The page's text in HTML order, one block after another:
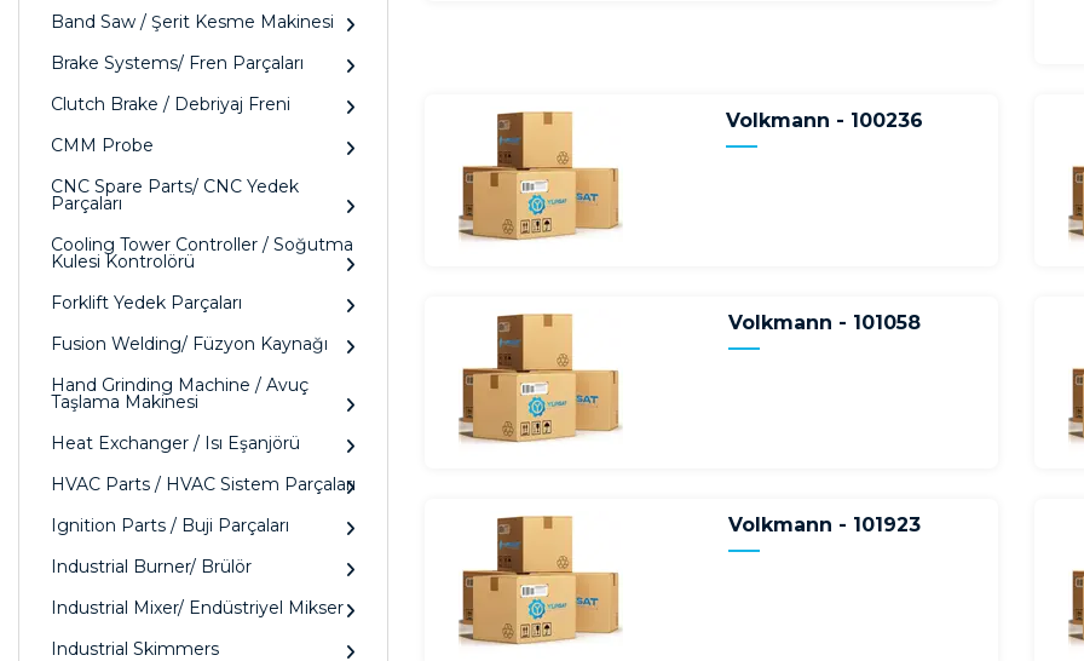
Band Saw / Şerit Kesme Makinesi
Brake Systems/ Fren Parçaları
Clutch Brake / Debriyaj Freni
CMM Probe
CNC Spare Parts/ CNC Yedek
Parçaları
Cooling Tower Controller / Soğutma
Kulesi Kontrolörü
Forklift Yedek Parçaları
Fusion Welding/ Füzyon Kaynağı
Hand Grinding Machine / Avuç
Taşlama Makinesi
Heat Exchanger / Isı Eşanjörü
HVAC Parts / HVAC Sistem Parçaları
Ignition Parts / Buji Parçaları
Industrial Burner/ Brülör
Industrial Mixer/ Endüstriyel Mikser
Industrial Skimmers
Volkmann - 100236
Volkmann - 101058
Volkmann - 101923